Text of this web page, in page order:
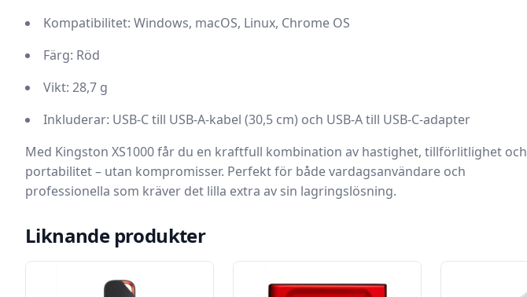
Kompatibilitet: Windows, macOS, Linux, Chrome OS
Färg: Röd
Vikt: 28,7 g
Inkluderar: USB-C till USB-A-kabel (30,5 cm) och USB-A till USB-C-adapter
Med Kingston XS1000 får du en kraftfull kombination av hastighet, tillförlitlighet och
portabilitet – utan kompromisser. Perfekt för både vardagsanvändare och
professionella som kräver det lilla extra av sin lagringslösning.
Liknande produkter